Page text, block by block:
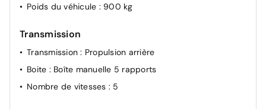
Poids du véhicule : 900 kg
Transmission
Transmission: Propulsion arrière
Boite : Boîte manuelle 5 rapports
Nombre de vitesses : 5